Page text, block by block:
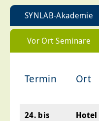
SYNLAB-Akademie
Vor Ort Seminare
Termin Ort
24. bis